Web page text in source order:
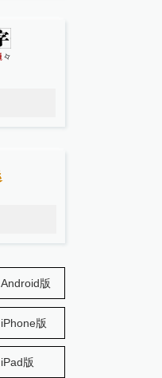
Android版
iPhone版
iPad版